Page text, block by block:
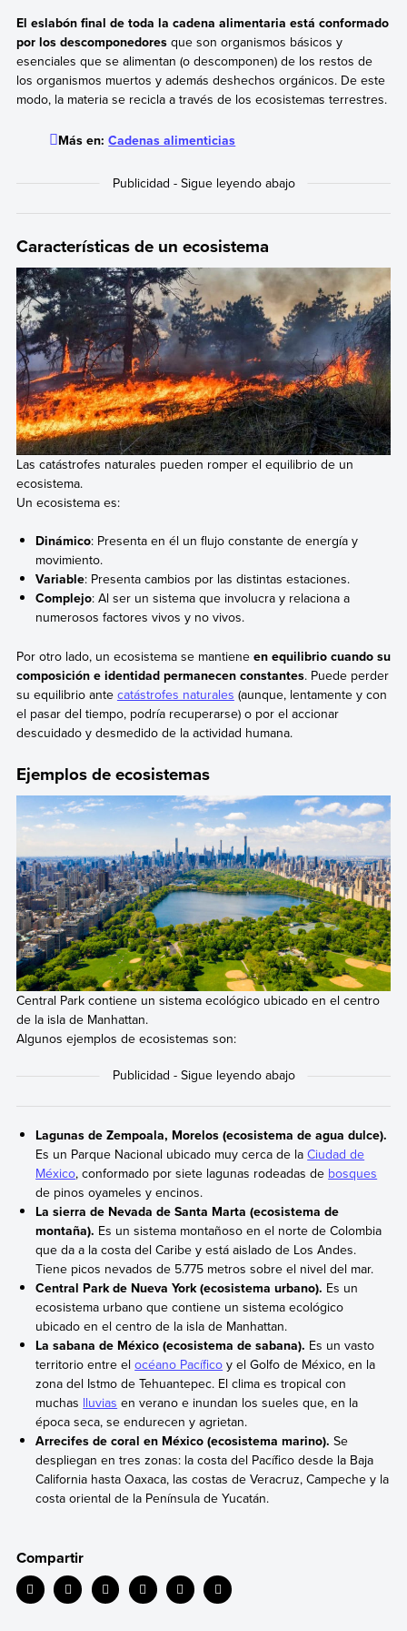
El eslabón final de toda la cadena alimentaria está conformado
por los descomponedoresque son organismos básicos y
esenciales que se alimentan (o descomponen) de los restos de
los organismos muertos y además deshechos orgánicos. De este
modo, la materia se recicla a través de los ecosistemas terrestres.
Más en:Cadenas alimenticias
Características de un ecosistema
Las catástrofes naturales pueden romper el equilibrio de un
ecosistema.
Un ecosistema es:
Dinámico: Presenta en él un flujo constante de energía y
movimiento.
Variable: Presenta cambios por las distintas estaciones.
Complejo: Al ser un sistema que involucra y relaciona a
numerosos factores vivos y no vivos.
Por otro lado, un ecosistema se mantiene en equilibrio cuando su
composición e identidad permanecen constantes. Puede perder
su equilibrio ante catástrofes naturales (aunque, lentamente y con
el pasar del tiempo, podría recuperarse) o por el accionar
descuidado y desmedido de la actividad humana.
Ejemplos de ecosistemas
Central Park contiene un sistema ecológico ubicado en el centro
de la isla de Manhattan.
Algunos ejemplos de ecosistemas son:
Lagunas de Zempoala, Morelos (ecosistema de agua dulce).
Es un Parque Nacional ubicado muy cerca de laCiudad de
México, conformado por siete lagunas rodeadas de bosques
de pinos oyameles y encinos.
La sierra de Nevada de Santa Marta (ecosistema de
montaña). Es un sistema montañoso en el norte de Colombia
que da a la costa del Caribe y está aislado de Los Andes.
Tiene picos nevados de 5.775 metros sobre el nivel del mar.
Central Park de Nueva York (ecosistema urbano). Es un
ecosistema urbano que contiene un sistema ecológico
ubicado en el centro de la isla de Manhattan.
La sabana de México (ecosistema de sabana). Es un vasto
territorio entre elocéano Pacífico y el Golfo de México, en la
zona del Istmo de Tehuantepec. El clima es tropical con
muchas lluvias en verano e inundan los sueles que, en la
época seca, se endurecen y agrietan.
Arrecifes de coral en México (ecosistema marino). Se
despliegan en tres zonas: la costa del Pacífico desde la Baja
California hasta Oaxaca, las costas de Veracruz, Campeche y la
costa oriental de la Península de Yucatán.
Compartir